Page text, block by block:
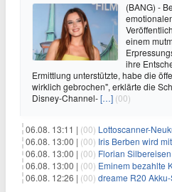
(BANG) -
einem
ihre
Ermittlung unterstützte, habe die
wirklich gebrochen", erklärte die
Disney-Channel-[…] (00)
06.08. 13:11 | (00) Lottoscanner-
06.08. 13:00 | (00) Iris Berben wird mit
06.08. 13:00 | (00) Florian Silbereisen
06.08. 13:00 | (00) Eminem bezahlte Kurupts
06.08. 12:26 | (00) dreame R20 Akku-